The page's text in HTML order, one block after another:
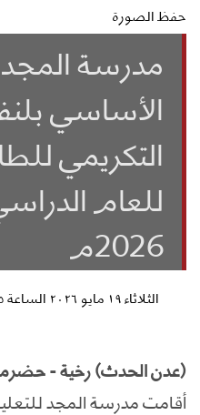
حفظ الصورة
مدرسة
الأساسي
التكريمي
2026م
الثلاثاء ١٩ مايو ٢٠٢٦ الساعة ٠١:٠٥ مساءً
(عدن الحدث) رخية -
أقامت مدرسة المجد